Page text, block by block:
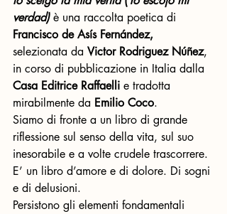
verdad) è una raccolta poetica di
Francisco de Asís Fernández,
selezionata da Victor Rodriguez Núñez,
in corso di pubblicazione in Italia dalla
Casa Editrice Raffaelli e tradotta
mirabilmente da Emilio Coco.
Siamo di fronte a un libro di grande
riflessione sul senso della vita, sul suo
inesorabile e a volte crudele trascorrere.
E’ un libro d’amore e di dolore. Di sogni
e di delusioni.
Persistono gli elementi fondamentali